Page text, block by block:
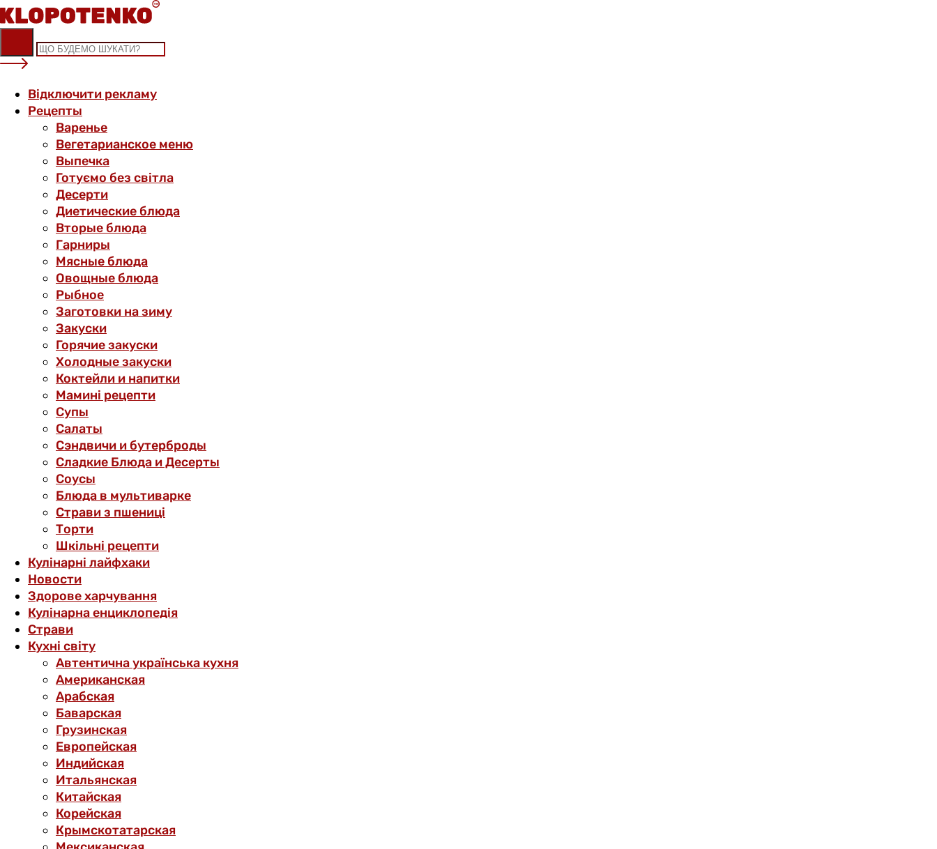
Skip
to
content
Відключити рекламу
Рецепты
Варенье
Вегетарианское меню
Выпечка
Готуємо без світла
Десерти
Диетические блюда
Вторые блюда
Гарниры
Мясные блюда
Овощные блюда
Рыбное
Заготовки на зиму
Закуски
Горячие закуски
Холодные закуски
Коктейли и напитки
Мамині рецепти
Супы
Салаты
Сэндвичи и бутерброды
Сладкие Блюда и Десерты
Соусы
Блюда в мультиварке
Страви з пшениці
Торти
Шкільні рецепти
Кулінарні лайфхаки
Новости
Здорове харчування
Кулінарна енциклопедія
Страви
Кухні світу
Автентична українська кухня
Американская
Арабская
Баварская
Грузинская
Европейская
Индийская
Итальянская
Китайская
Корейская
Крымскотатарская